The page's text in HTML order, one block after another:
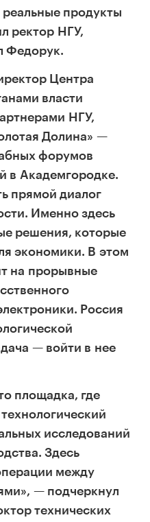
реальные продукты
ректор НГУ,
Федорук.
Центра
власти
НГУ,
Долина» —
форумов
в Академгородке.
прямой диалог
Именно здесь
решения, которые
экономики. В этом
на прорывные
Россия
— войти в нее
площадка, где
исследований
Здесь
между
— подчеркнул
технических